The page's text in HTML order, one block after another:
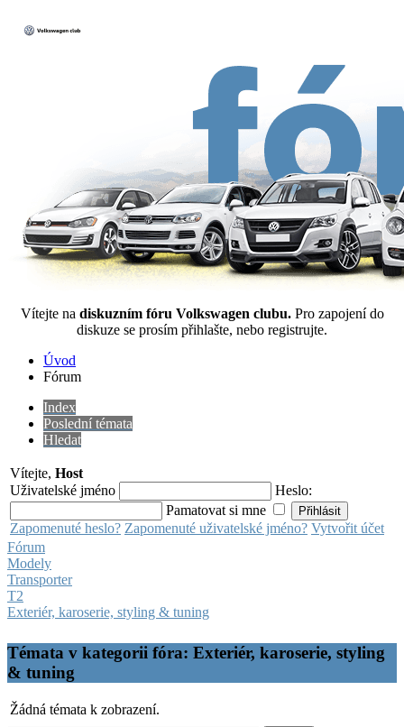
Vítejte na diskuzním fóru Volkswagen clubu. Pro zapojení do
diskuze se prosím přihlašte, nebo registrujte.
Úvod
Fórum
Index
Poslední témata
Hledat
Vítejte, Host
Uživatelské jméno
Heslo:
Pamatovat si mne
Zapomenuté heslo? Zapomenuté uživatelské jméno? Vytvořit účet
Fórum
Modely
Transporter
T2
Exteriér, karoserie, styling & tuning
Témata v kategorii fóra: Exteriér, karoserie, styling
& tuning
Žádná témata k zobrazení.